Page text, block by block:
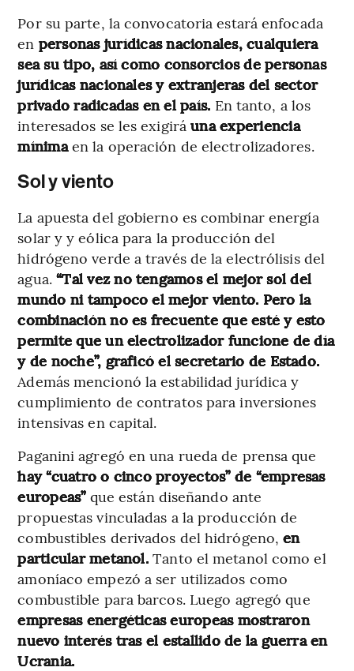
Por su parte, la convocatoria estará enfocada
en personas jurídicas nacionales, cualquiera
sea su tipo, así como consorcios de personas
jurídicas nacionales y extranjeras del sector
privado radicadas en el país. En tanto, a los
interesados se les exigirá una experiencia
mínimaen la operación de electrolizadores.
Sol y viento
La apuesta del gobierno es combinar energía
solar y y eólica para la producción del
hidrógeno verde a través de la electrólisis del
agua.“Tal vez no tengamos el mejor sol del
mundo ni tampoco el mejor viento. Pero la
combinación no es frecuente que esté y esto
permite que un electrolizador funcione de día
y de noche”, graficó el secretario de Estado.
Además mencionó la estabilidad jurídica y
cumplimiento de contratos para inversiones
intensivas en capital.
Paganini agregó en una rueda de prensa que
hay “cuatro o cinco proyectos” de “empresas
europeas” que están diseñando ante
propuestas vinculadas a la producción de
combustibles derivados del hidrógeno,en
particular metanol.Tanto el metanol como el
amoníaco empezó a ser utilizados como
combustible para barcos. Luego agregó que
empresas energéticas europeas mostraron
nuevo interés tras el estallido de la guerra en
Ucrania.